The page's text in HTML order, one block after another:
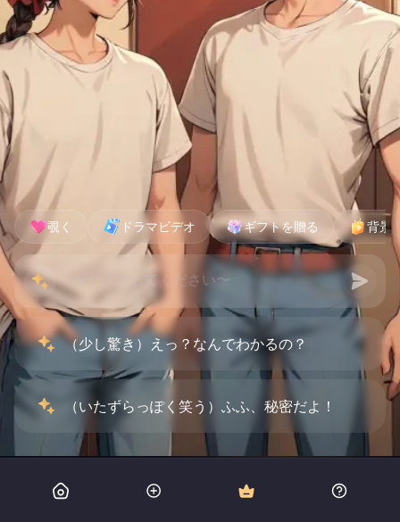
覗く ドラマビデオ ギフトを贈る 背景
（少し驚き）えっ？なんでわかるの？
（いたずらっぽく笑う）ふふ、秘密だよ！